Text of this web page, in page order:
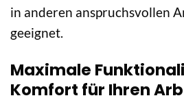
in anderen anspruchsvollen
geeignet.
Maximale
Komfort für Ihren